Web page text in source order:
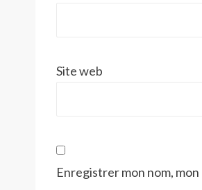
Site web
Enregistrer mon nom,